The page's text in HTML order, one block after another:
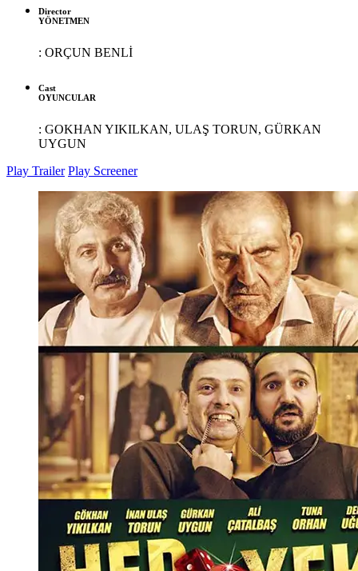
Director
YÖNETMEN
: ORÇUN BENLİ
Cast
OYUNCULAR
: GOKHAN YIKILKAN, ULAŞ TORUN, GÜRKAN
UYGUN
Play Trailer Play Screener